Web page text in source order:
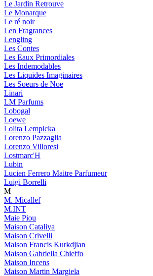
Le Jardin Retrouve
Le Monarque
Le ré noir
Len Fragrances
Lengling
Les Contes
Les Eaux Primordiales
Les Indemodables
Les Liquides Imaginaires
Les Soeurs de Noe
Linari
LM Parfums
Lobogal
Loewe
Lolita Lempicka
Lorenzo Pazzaglia
Lorenzo Villoresi
Lostmarc'H
Lubin
Lucien Ferrero Maitre Parfumeur
Luigi Borrelli
M
M. Micallef
M.INT
Maie Piou
Maison Cataliya
Maison Crivelli
Maison Francis Kurkdjian
Maison Gabriella Chieffo
Maison Incens
Maison Martin Margiela